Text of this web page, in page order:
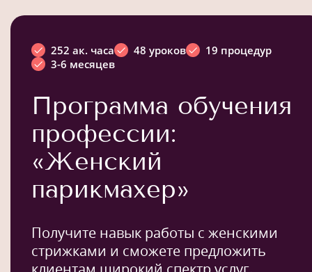
252 ак. часа 48 уроков
19 процедур
3-6 месяцев
Программа обучения
профессии:
«Женский
парикмахер»
Получите навык работы с женскими
стрижками и сможете предложить